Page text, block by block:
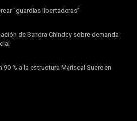
“guardias libertadoras”
de Sandra Chindoy sobre demanda
% a la estructura Mariscal Sucre en